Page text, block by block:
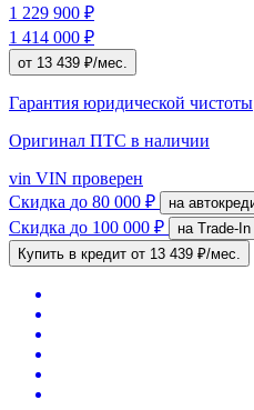
1 229 900 ₽
1 414 000 ₽
от 13 439 ₽/мес.
Гарантия юридической чистоты
Оригинал ПТС в наличии
vin VIN проверен
Скидка до 80 000 ₽ на
Скидка до 100 000 ₽
на Trade-In
Купить в кредит от 13 439 ₽/мес.